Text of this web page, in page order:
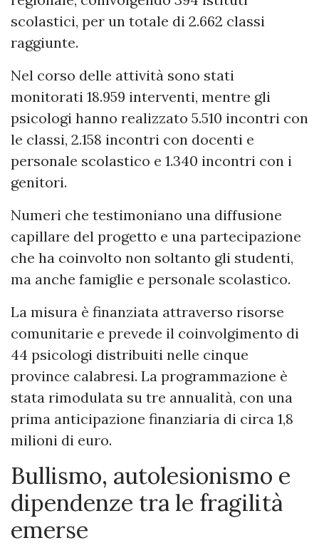
scolastici, per un totale di 2.662 classi
raggiunte.
Nel corso delle attività sono stati
monitorati 18.959 interventi, mentre gli
psicologi hanno realizzato 5.510 incontri con
le classi, 2.158 incontri con docenti e
personale scolastico e 1.340 incontri con i
genitori.
Numeri che testimoniano una diffusione
capillare del progetto e una partecipazione
che ha coinvolto non soltanto gli studenti,
ma anche famiglie e personale scolastico.
La misura è finanziata attraverso risorse
comunitarie e prevede il coinvolgimento di
44 psicologi distribuiti nelle cinque
province calabresi. La programmazione è
stata rimodulata su tre annualità, con una
prima anticipazione finanziaria di circa 1,8
milioni di euro.
Bullismo, autolesionismo e
dipendenze tra le fragilità
emerse